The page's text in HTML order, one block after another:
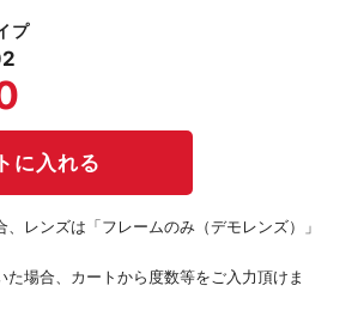
プ
、レンズは「フレームのみ（デモレンズ）」
た場合、カートから度数等をご入力頂けま